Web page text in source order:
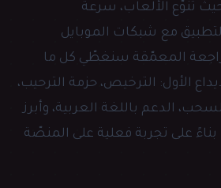
تنوّع الألعاب، سرعة
مع شبكات الموبايل
المعمّقة سنغطّي كل ما
الأول: الترخيص، حزمة الترحيب،
الدعم باللغة العربية، وأبرز
على تجربة فعلية على المنصّة